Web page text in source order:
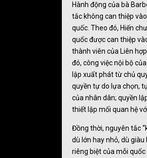
Hành động của bà
tắc không can thiệp
quốc. Theo đó, Hiến
quốc được can thiệp
thành viên của Liên
đó, công việc nội bộ
lập xuất phát từ chủ
quyền tự do lựa chọn,
của nhân dân; quyền
thiết lập mối quan hệ
Đồng thời, nguyên tắc
dù lớn hay nhỏ, dù
riêng biệt của mỗi